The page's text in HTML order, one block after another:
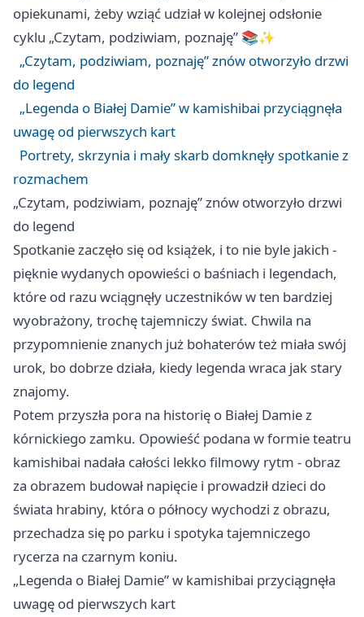
opiekunami, żeby wziąć udział w kolejnej odsłonie
cyklu „Czytam, podziwiam, poznaję” 📚✨
„Czytam, podziwiam, poznaję” znów otworzyło drzwi
do legend
„Legenda o Białej Damie” w kamishibai przyciągnęła
uwagę od pierwszych kart
Portrety, skrzynia i mały skarb domknęły spotkanie z
rozmachem
„Czytam, podziwiam, poznaję” znów otworzyło drzwi
do legend
Spotkanie zaczęło się od książek, i to nie byle jakich -
pięknie wydanych opowieści o baśniach i legendach,
które od razu wciągnęły uczestników w ten bardziej
wyobrażony, trochę tajemniczy świat. Chwila na
przypomnienie znanych już bohaterów też miała swój
urok, bo dobrze działa, kiedy legenda wraca jak stary
znajomy.
Potem przyszła pora na historię o Białej Damie z
kórnickiego zamku. Opowieść podana w formie teatru
kamishibai nadała całości lekko filmowy rytm - obraz
za obrazem budował napięcie i prowadził dzieci do
świata hrabiny, która o północy wychodzi z obrazu,
przechadza się po parku i spotyka tajemniczego
rycerza na czarnym koniu.
„Legenda o Białej Damie” w kamishibai przyciągnęła
uwagę od pierwszych kart